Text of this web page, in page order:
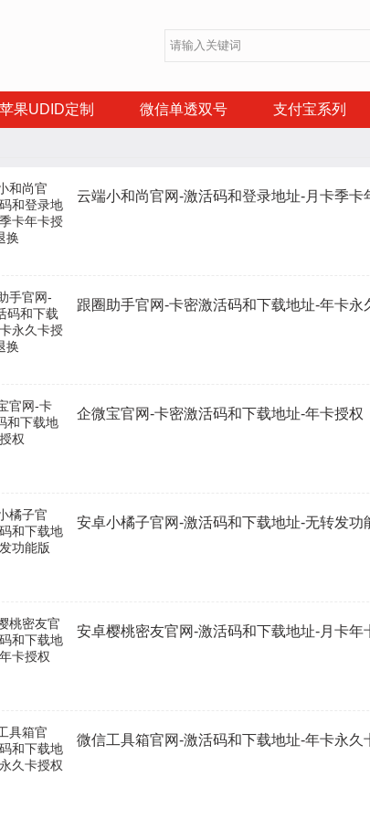
苹果UDID定制 微信单透双号 支付宝系列
云端小和尚官网-激活码和登录地址-月卡季卡
跟圈助手官网-卡密激活码和下载地址-年卡永
企微宝官网-卡密激活码和下载地址-年卡授权
安卓小橘子官网-激活码和下载地址-无转发功
安卓樱桃密友官网-激活码和下载地址-月卡年
微信工具箱官网-激活码和下载地址-年卡永久